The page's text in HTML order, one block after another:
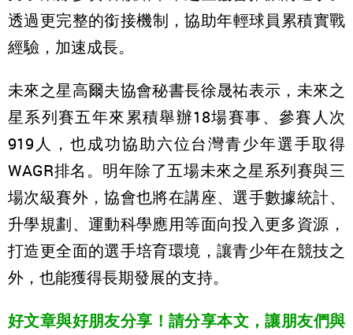
透過更完整的銜接機制，協助年輕球員累積實戰
經驗，加速成長。
未來之星高爾夫協會秘書長徐晟祐表示， 未來之
星系列賽五年來累積舉辦18場賽事、參賽人次
919人，也成功協助六位台灣青少年選手取得
WAGR排名。明年除了五場未來之星系列賽與三
場次級賽外，協會也將在講座、選手數據統計、
升學規劃、 運動科學應用等面向投入更多資源，
打造更全面的選手培育環境， 讓青少年在競技之
外，也能獲得長期發展的支持。
好文章與好朋友分享！請分享本文，讓朋友們與